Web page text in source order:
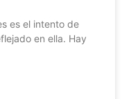
es el intento de
en ella. Hay